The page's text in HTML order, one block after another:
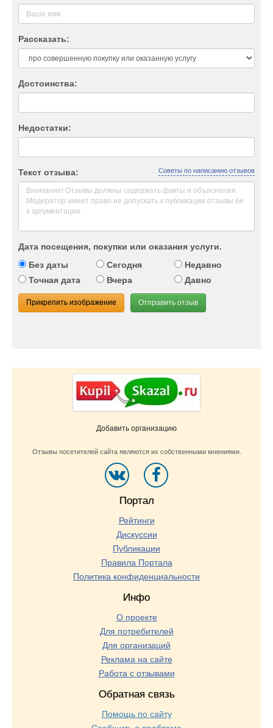
Рассказать:
Достоинства:
Недостатки:
Текст отзыва: Советы по написанию отзывов
Дата посещения, покупки или оказания услуги.
Без даты
Сегодня
Недавно
Точная дата
Вчера Давно
Прикрепить изображение Отправить отзыв
Добавить организацию
Отзывы посетителей сайта являются их собственными мнениями.
Портал
Рейтинги
Дискуссии
Публикации
Правила Портала
Политика конфиденциальности
Инфо
О проекте
Для потребителей
Для организаций
Реклама на сайте
Работа с отзывами
Обратная связь
Помощь по сайту